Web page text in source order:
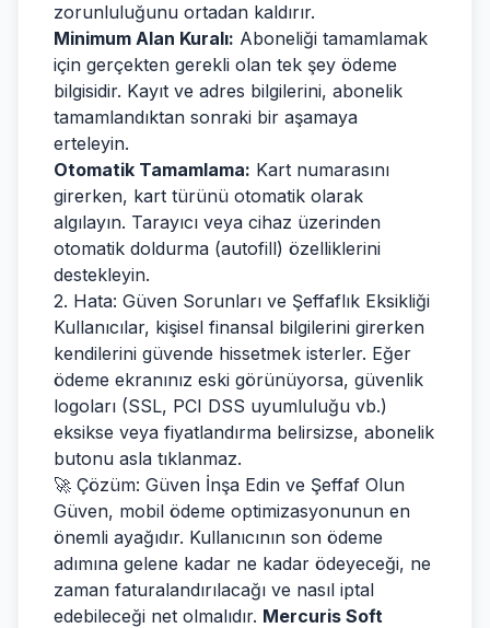
zorunluluğunu ortadan kaldırır.
Minimum Alan Kuralı: Aboneliği tamamlamak
için gerçekten gerekli olan tek şey ödeme
bilgisidir. Kayıt ve adres bilgilerini, abonelik
tamamlandıktan sonraki bir aşamaya
erteleyin.
Otomatik Tamamlama: Kart numarasını
girerken, kart türünü otomatik olarak
algılayın. Tarayıcı veya cihaz üzerinden
otomatik doldurma (autofill) özelliklerini
destekleyin.
2. Hata: Güven Sorunları ve Şeffaflık Eksikliği
Kullanıcılar, kişisel finansal bilgilerini girerken
kendilerini güvende hissetmek isterler. Eğer
ödeme ekranınız eski görünüyorsa, güvenlik
logoları (SSL, PCI DSS uyumluluğu vb.)
eksikse veya fiyatlandırma belirsizse, abonelik
butonu asla tıklanmaz.
🚀 Çözüm: Güven İnşa Edin ve Şeffaf Olun
Güven, mobil ödeme optimizasyonunun en
önemli ayağıdır. Kullanıcının son ödeme
adımına gelene kadar ne kadar ödeyeceği, ne
zaman faturalandırılacağı ve nasıl iptal
edebileceği net olmalıdır. Mercuris Soft